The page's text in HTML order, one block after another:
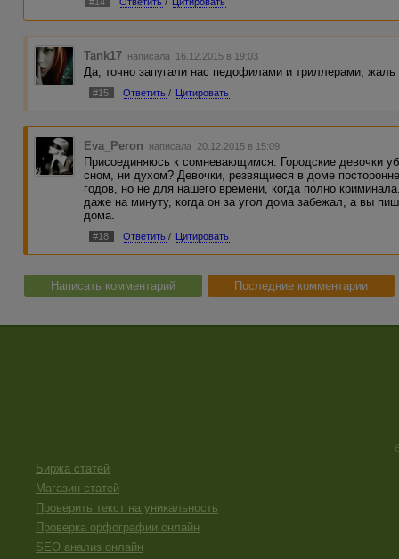
Tank17 написала 16.12.2015 в 19:03
Да, точно запугали нас педофилами и триллерами, жаль
#15 Ответить / Цитировать
Eva_Peron написала 20.12.2015 в 15:09
Присоединяюсь к сомневающимся. Городские девочки
сном, ни духом? Девочки, резвящиеся в доме
годов, но не для нашего времени, когда полно
даже на минуту, когда он за угол дома забежал, а вы
дома.
#18 Ответить / Цитировать
Написать комментарий Последние комментарии
Биржа статей
Магазин статей
Проверить текст на уникальность
Проверка орфографии онлайн
SEO анализ онлайн